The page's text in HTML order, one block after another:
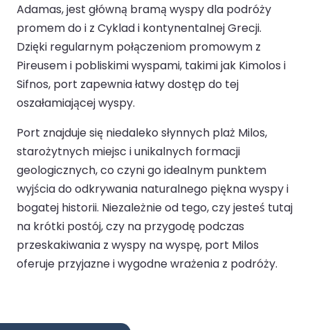
Adamas, jest główną bramą wyspy dla podróży
promem do i z Cyklad i kontynentalnej Grecji.
Dzięki regularnym połączeniom promowym z
Pireusem i pobliskimi wyspami, takimi jak Kimolos i
Sifnos, port zapewnia łatwy dostęp do tej
oszałamiającej wyspy.
Port znajduje się niedaleko słynnych plaż Milos,
starożytnych miejsc i unikalnych formacji
geologicznych, co czyni go idealnym punktem
wyjścia do odkrywania naturalnego piękna wyspy i
bogatej historii. Niezależnie od tego, czy jesteś tutaj
na krótki postój, czy na przygodę podczas
przeskakiwania z wyspy na wyspę, port Milos
oferuje przyjazne i wygodne wrażenia z podróży.